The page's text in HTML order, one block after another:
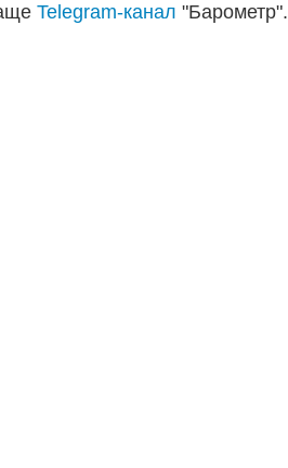
Telegram-канал "Барометр".